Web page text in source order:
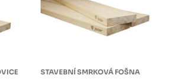
STAVEBNÍ SMRKOVÁ FOŠNA